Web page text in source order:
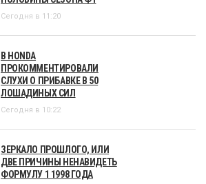
Сегодня в 11:20
В HONDA
ПРОКОММЕНТИРОВАЛИ
СЛУХИ О ПРИБАВКЕ В 50
ЛОШАДИНЫХ СИЛ
Сегодня в 10:22
ЗЕРКАЛО ПРОШЛОГО, ИЛИ
ДВЕ ПРИЧИНЫ НЕНАВИДЕТЬ
ФОРМУЛУ 1 1998 ГОДА